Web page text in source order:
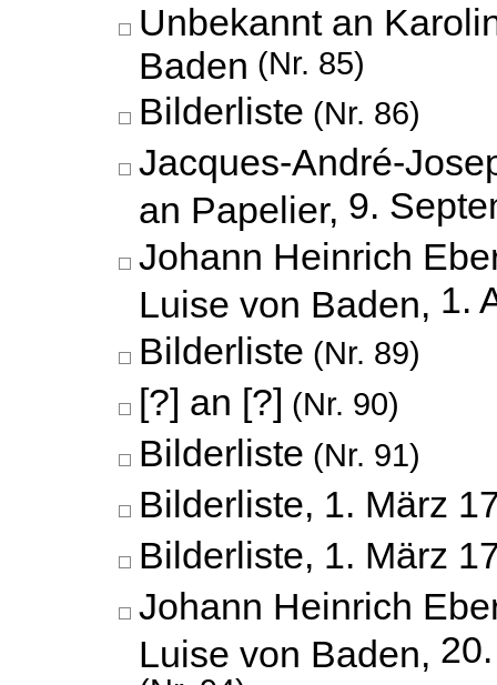
Unbekannt an
Baden (Nr. 85)
Bilderliste (Nr. 86)
Jacques-André-
an Papelier, 9.
Johann Heinrich
Luise von Baden, 1.
Bilderliste (Nr. 89)
[?] an [?] (Nr. 90)
Bilderliste (Nr. 91)
Bilderliste, 1. März
Bilderliste, 1. März
Johann Heinrich
Luise von Baden,